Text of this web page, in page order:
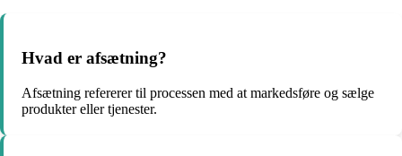
Hvad er afsætning?
Afsætning refererer til processen med at markedsføre og sælge
produkter eller tjenester.